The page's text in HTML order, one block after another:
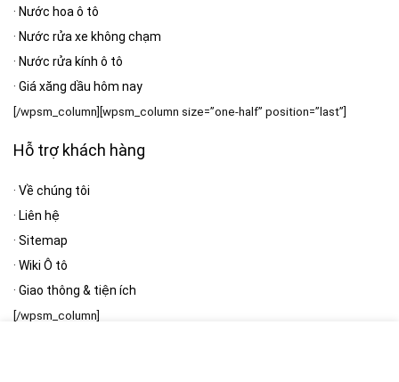
· Nước hoa ô tô
· Nước rửa xe không chạm
· Nước rửa kính ô tô
· Giá xăng dầu hôm nay
[/wpsm_column][wpsm_column size=”one-half” position=”last”]
Hỗ trợ khách hàng
· Về chúng tôi
· Liên hệ
· Sitemap
· Wiki Ô tô
· Giao thông & tiện ích
[/wpsm_column]